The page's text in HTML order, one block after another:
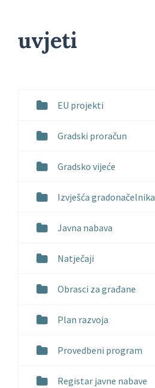
uvjeti
EU projekti
Gradski proračun
Gradsko vijeće
Izvješća gradonačelnika
Javna nabava
Natječaji
Obrasci za građane
Plan razvoja
Provedbeni program
Registar javne nabave